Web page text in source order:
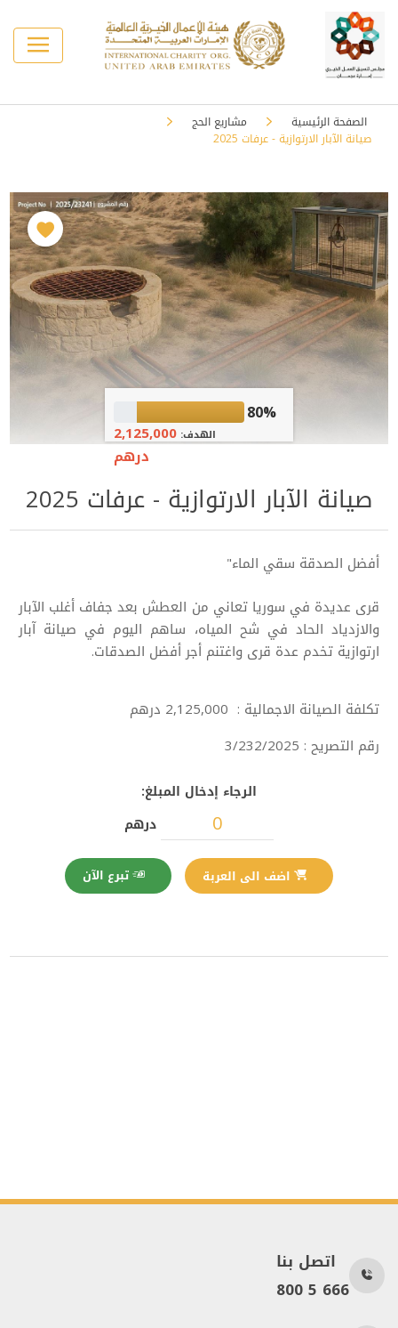
الصفحة الرئيسية
مشاريع الحج
صيانة الآبار الارتوازية - عرفات 2025
80%
الهدف:2,125,000
درهم
صيانة الآبار الارتوازية - عرفات 2025
أفضل الصدقة سقي الماء"
قرى عديدة في سوريا تعاني من العطش بعد جفاف أغلب الآبار
والازدياد الحاد في شح المياه، ساهم اليوم في صيانة آبار
ارتوازية تخدم عدة قرى واغتنم أجر أفضل الصدقات.
تكلفة الصيانة الاجمالية : 2,125,000 درهم
رقم التصريح : 3/232/2025
الرجاء إدخال المبلغ:
درهم
اتصل بنا
800 5 666